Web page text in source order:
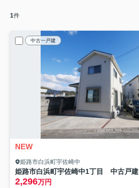
1件
中古一戸建
NEW
姫路市白浜町宇佐崎中
姫路市白浜町宇佐崎中1丁目 中古戸建
2,296万円